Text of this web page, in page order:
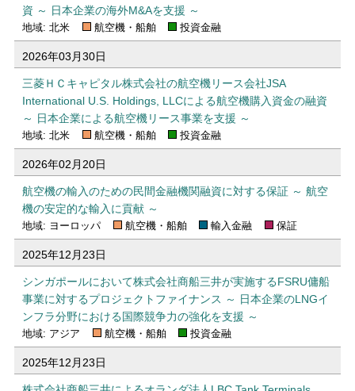
資 ～ 日本企業の海外M&Aを支援 ～
地域: 北米 航空機・船舶 投資金融
2026年03月30日
三菱ＨＣキャピタル株式会社の航空機リース会社JSA
International U.S. Holdings, LLCによる航空機購入資金の融資
～ 日本企業による航空機リース事業を支援 ～
地域: 北米 航空機・船舶 投資金融
2026年02月20日
航空機の輸入のための民間金融機関融資に対する保証 ～ 航空
機の安定的な輸入に貢献 ～
地域: ヨーロッパ 航空機・船舶 輸入金融 保証
2025年12月23日
シンガポールにおいて株式会社商船三井が実施するFSRU傭船
事業に対するプロジェクトファイナンス ～ 日本企業のLNGイ
ンフラ分野における国際競争力の強化を支援 ～
地域: アジア 航空機・船舶 投資金融
2025年12月23日